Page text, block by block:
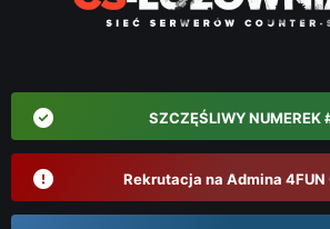
SZCZĘŚLIWY NUMEREK
Rekrutacja na Admina 4FUN